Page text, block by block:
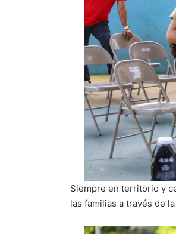
Siempre en territorio y
las familias a través de